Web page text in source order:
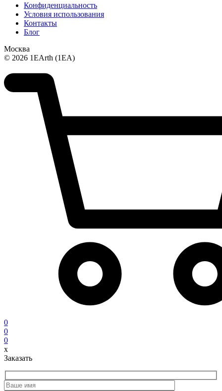
Конфиденциальность
Условия использования
Контакты
Блог
Москва
© 2026 1EArth (1EA)
0
0
0
x
Заказать